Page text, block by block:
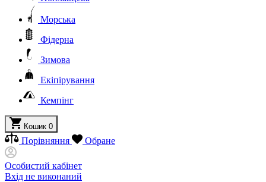
Морська
Фідерна
Зимова
Екіпірування
Кемпінг
Кошик 0
Порівняння Обране
Особистий кабінет
Вхід не виконаний